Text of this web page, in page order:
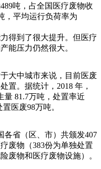
吨，占全国医疗废物收
，平均运行负荷率为
得到了很大提升。但医疗
能压力仍然很大。
大中城市来说，目前医废
置。据统计，2018 年，
量 81.7万吨，处置率近
医废98万吨。
各省（区、市）共颁发407
废物（383份为单独处置
废物和医疗废物设施）。